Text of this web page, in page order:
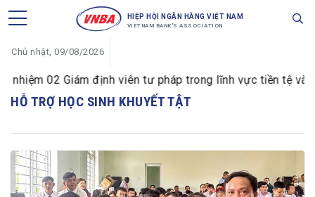
HIỆP HỘI NGÂN HÀNG VIỆT NAM
VIETNAM BANK'S ASSOCIATION
Chủ nhật, 09/08/2026
nhiệm 02 Giám định viên tư pháp trong lĩnh vực tiền tệ và
HỖ TRỢ HỌC SINH KHUYẾT TẬT